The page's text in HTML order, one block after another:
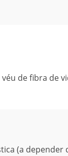
de fibra de
(a depender